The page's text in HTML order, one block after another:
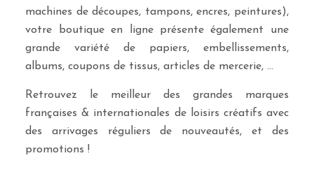
machines de découpes, tampons, encres, peintures),
votre boutique en ligne présente également une
grande variété de papiers, embellissements,
albums, coupons de tissus, articles de mercerie, …
Retrouvez le meilleur des grandes marques
françaises & internationales de loisirs créatifs avec
des arrivages réguliers de nouveautés, et des
promotions !